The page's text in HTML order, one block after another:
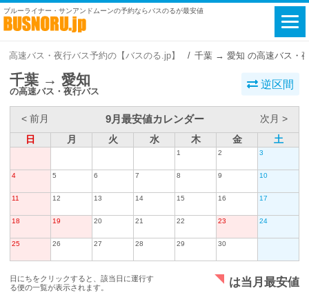
ブルーライナー・サンアンドムーンの予約ならバスのるが最安値
高速バス・夜行バス予約の【バスのる.jp】 千葉 → 愛知 の高速バス・
千葉 → 愛知
の高速バス・夜行バス
逆区間
< 前月 9月最安値カレンダー
次月 >
日
月 火 水 木 金 土
1 2 3
4 5 6 7 8 9 10
11 12 13 14 15 16 17
18 19 20 21 22 23 24
25 26 27 28 29 30
日にちをクリックすると、該当日に運行す
る便の一覧が表示されます。
は当月最安値